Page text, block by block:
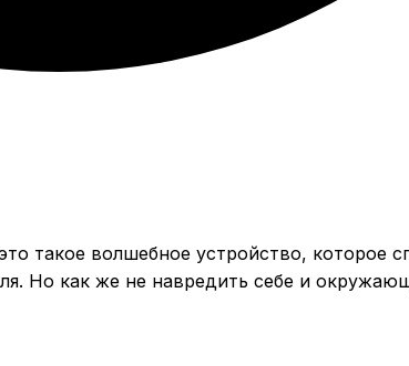
такое волшебное устройство, которое
Но как же не навредить себе и